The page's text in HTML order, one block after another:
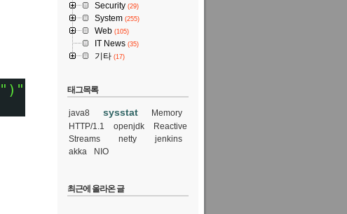
")"
Security (29)
System (255)
Web (105)
IT News (35)
기타 (17)
태그목록
java8 sysstat
Memory
HTTP/1.1
openjdk
Reactive
Streams
netty
jenkins
akka
NIO
최근에 올라온 글